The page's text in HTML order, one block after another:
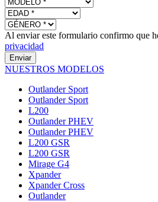
Al enviar este formulario confirmo que
privacidad
Enviar
NUESTROS MODELOS
Outlander Sport
Outlander Sport
L200
Outlander PHEV
Outlander PHEV
L200 GSR
L200 GSR
Mirage G4
Xpander
Xpander Cross
Outlander